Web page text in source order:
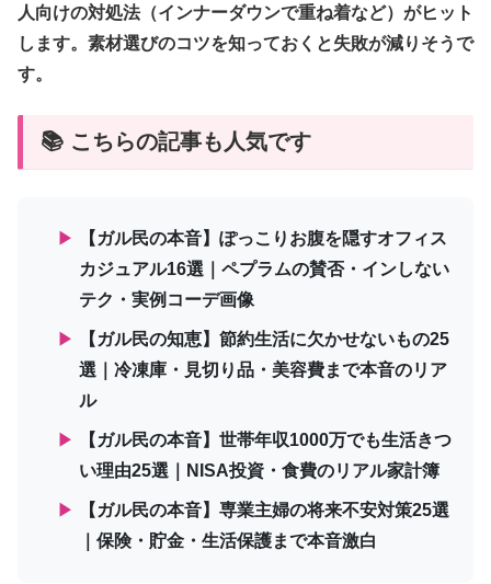
人向けの対処法（インナーダウンで重ね着など）がヒット
します。素材選びのコツを知っておくと失敗が減りそうで
す。
📚 こちらの記事も人気です
▶
【ガル民の本音】ぽっこりお腹を隠すオフィス
カジュアル16選｜ペプラムの賛否・インしない
テク・実例コーデ画像
▶
【ガル民の知恵】節約生活に欠かせないもの25
選｜冷凍庫・見切り品・美容費まで本音のリア
ル
▶
【ガル民の本音】世帯年収1000万でも生活きつ
い理由25選｜NISA投資・食費のリアル家計簿
▶
【ガル民の本音】専業主婦の将来不安対策25選
｜保険・貯金・生活保護まで本音激白